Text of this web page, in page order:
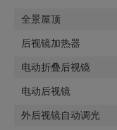
全景屋顶
后视镜加热器
电动折叠后视镜
电动后视镜
外后视镜自动调光